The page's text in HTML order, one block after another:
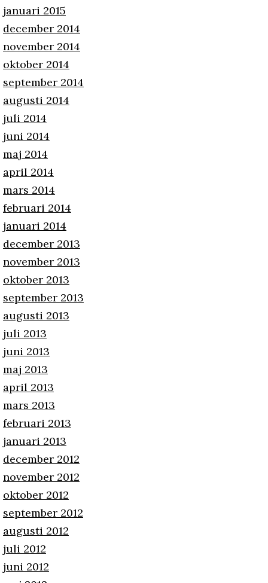
januari 2015
december 2014
november 2014
oktober 2014
september 2014
augusti 2014
juli 2014
juni 2014
maj 2014
april 2014
mars 2014
februari 2014
januari 2014
december 2013
november 2013
oktober 2013
september 2013
augusti 2013
juli 2013
juni 2013
maj 2013
april 2013
mars 2013
februari 2013
januari 2013
december 2012
november 2012
oktober 2012
september 2012
augusti 2012
juli 2012
juni 2012